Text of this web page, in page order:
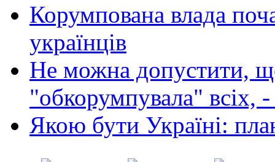
Корумпована влада
українців
Не можна допустити,
"обкорумпувала" всіх,
Якою бути Україні: